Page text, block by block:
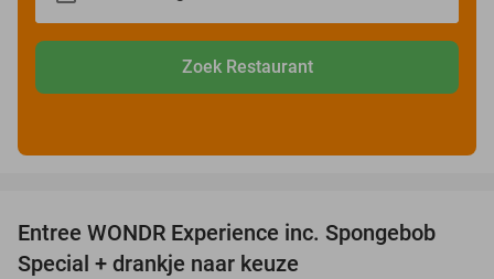
Zoek Restaurant
27%
Entree WONDR Experience inc. Spongebob
Special + drankje naar keuze